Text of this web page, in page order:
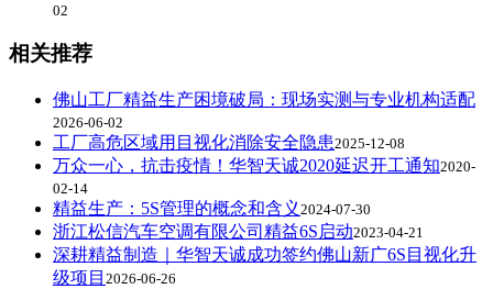
02
相关推荐
佛山工厂精益生产困境破局：现场实测与专业机构适配
2026-06-02
工厂高危区域用目视化消除安全隐患2025-12-08
万众一心，抗击疫情！华智天诚2020延迟开工通知2020-
02-14
精益生产：5S管理的概念和含义 2024-07-30
浙江松信汽车空调有限公司精益6S启动2023-04-21
深耕精益制造｜华智天诚成功签约佛山新广6S目视化升
级项目 2026-06-26